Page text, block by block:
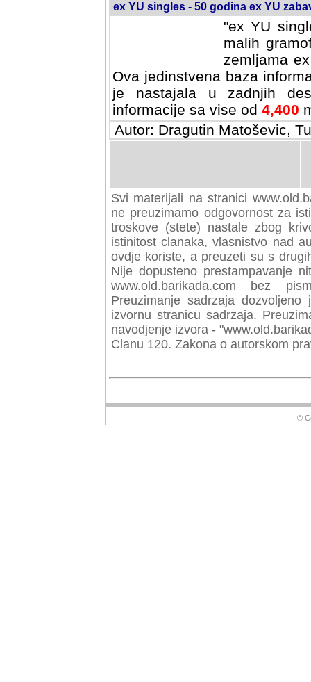
ex YU singles - 50 godina ex YU
"ex YU
malih
zemljama
Ova jedinstvena baza
je nastajala u zadnjih
informacije sa vise od 4,400
Autor: Dragutin Matoševic,
Svi materijali na stranici
preuzimamo odgovornost za
troskove (stete) nastale zbog
istinitost clanaka, vlasnistvo nad
ovdje koriste, a preuzeti su s
Nije dopusteno prestampavanje
www.old.barikada.com bez
Preuzimanje sadrzaja
izvornu stranicu sadrzaja.
navodjenje izvora -
Clanu 120. Zakona o autorskom
©